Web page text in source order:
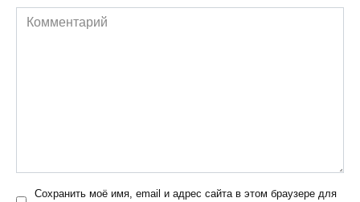
Комментарий
Сохранить моё имя, email и адрес сайта в этом браузере для